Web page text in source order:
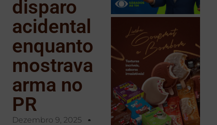
disparo
acidental
enquanto
mostrava
arma no
PR
Dezembro 9, 2025